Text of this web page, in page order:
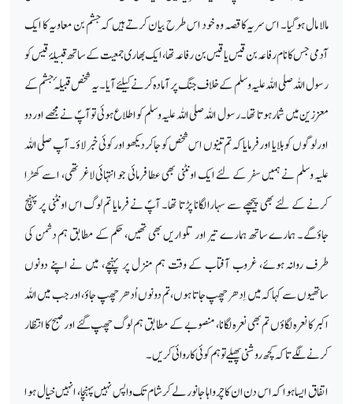
مالا مال ہوگیا۔ اس سریہ کا قصہ وہ خود اس طرح بیان کرتے ہیں کہ جشم بن معاویہ کا ایک
آدمی جس کا نام رفاعہ بن قیس یا قیس بن رفاعہ تھا، ایک بھاری جمعیت کے ساتھ قبیلۂ قیس کو
رسول اللہ صلی اللہ علیہ وسلم کے خلاف جنگ پر آمادہ کرنے کیلئے آیا۔ یہ شخص قبیلہ ٔ جشم کے
معززین میں شمار ہوتا تھا۔ رسول اللہ صلی اللہ علیہ وسلم کو اطلاع ہوئی تو آپؐ نے مجھے اور دو
اور لوگوں کو بلایا اور فرمایا کہ تم تینوں اس شخص کو جاکر دیکھو اور کوئی خبر لاؤ۔ آپ صلی اللہ
علیہ وسلم نے ہمیں سفر کے لئے ایک اونٹنی بھی عطا فرمائی جو انتہائی لاغر تھی، اسے کھڑا
کرنے کے لئے بھی پیچھے سے سہارا لگانا پڑتا تھا۔ آپؐ نے فرمایا تم لوگ اس اونٹنی پر پہنچ
جاؤگے۔ ہمارے ساتھ ہمارے تیر اور تلواریں بھی تھیں، حکم کے مطابق ہم دشمن کی
طرف روانہ ہوئے، غروب آفتاب کے وقت ہم منزل پر پہنچے، میں نے اپنے دونوں
ساتھیوں سے کہا کہ میں اِدھر چھپ جاتا ہوں، تم دونوں اُدھر چھپ جاؤ، اور جب میں اللہ
اکبر کا نعرہ لگاؤں تم بھی نعرہ لگانا، منصوبے کے مطابق ہم لوگ چھپ گئے اور صبح کا انتظار
کرنے لگے تاکہ کچھ روشنی پھیلے تو ہم کوئی کاروائی کریں۔
اتفاق ایسا ہوا کہ اس دن ان کا چرواہا جانور لے کر شام تک واپس نہیں پہنچا، انہیں خیال ہوا